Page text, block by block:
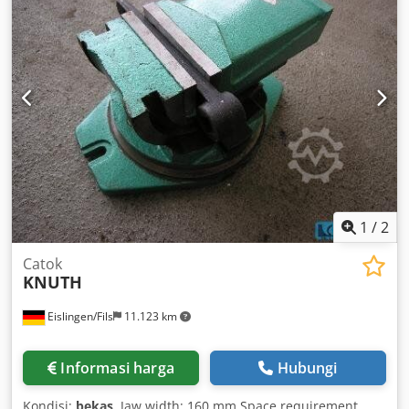
power: 30 kW Overall dimensions: Length: 2300 mm Width:
1760 mm Height: 1630 mm
1 /2
Eislingen/Fils 11.123 km
Catok
KNUTH
Informasi harga Hubungi